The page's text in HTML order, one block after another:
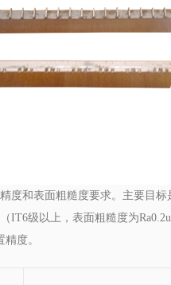
度和表面粗糙度要求。主要目
IT6级以上，表面粗糙度为
度。